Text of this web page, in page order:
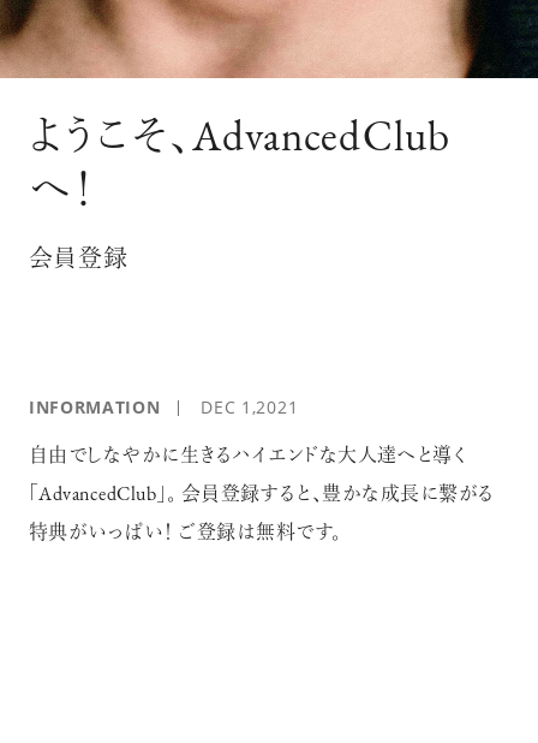
会員登録をする
ようこそ、AdvancedClub
へ！
会員登録
INFORMATION DEC 1,2021
自由でしなやかに生きるハイエンドな大人達へと導く
「AdvancedClub」。 会員登録すると、豊かな成長に繋がる
特典がいっぱい！ ご登録は無料です。